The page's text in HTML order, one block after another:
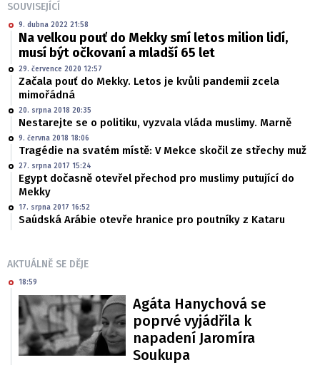
SOUVISEJÍCÍ
9. dubna 2022 21:58
Na velkou pouť do Mekky smí letos milion lidí,
musí být očkovaní a mladší 65 let
29. července 2020 12:57
Začala pouť do Mekky. Letos je kvůli pandemii zcela
mimořádná
20. srpna 2018 20:35
Nestarejte se o politiku, vyzvala vláda muslimy. Marně
9. června 2018 18:06
Tragédie na svatém místě: V Mekce skočil ze střechy muž
27. srpna 2017 15:24
Egypt dočasně otevřel přechod pro muslimy putující do
Mekky
17. srpna 2017 16:52
Saúdská Arábie otevře hranice pro poutníky z Kataru
AKTUÁLNĚ SE DĚJE
18:59
Agáta Hanychová se
poprvé vyjádřila k
napadení Jaromíra
Soukupa